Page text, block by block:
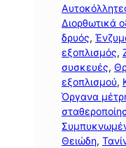
Διορθωτικά
δρυός,
εξοπλισμός,
συσκευές,
εξοπλισμού,
Όργανα
Θειώδη,